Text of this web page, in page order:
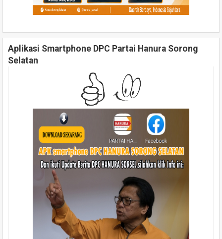
Aplikasi Smartphone DPC Partai Hanura Sorong
Selatan